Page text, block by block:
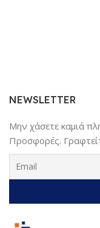
NEWSLETTER
Μην χάσετε καμιά
Προσφορές.